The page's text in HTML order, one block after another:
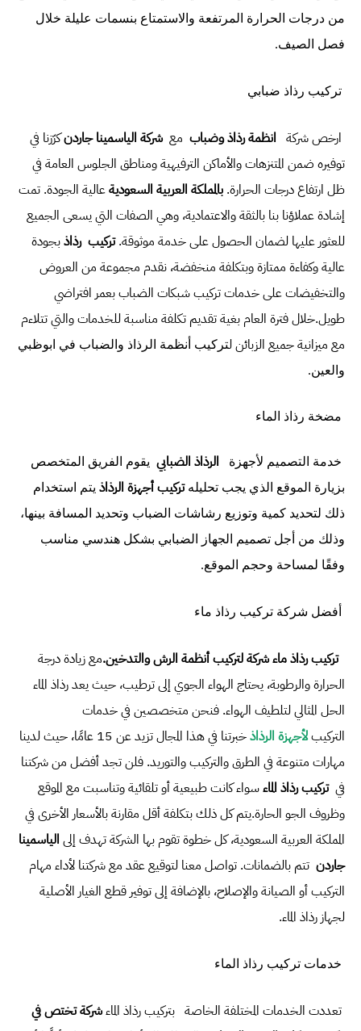
من درجات الحرارة المرتفعة والاستمتاع بنسمات عليلة خلال
فصل الصيف.
تركيب رذاذ ضبابي
ارخص شركة انظمة رذاذ وضباب مع شركة الياسمينا جاردنكرّزنا في
توفيره ضمن المتنزهات والأماكن الترفيهية ومناطق الجلوس العامة في
ظل ارتفاع درجات الحرارة. بالمملكة العربية السعوديةعالية الجودة. تمت
إشادة عملاؤنا بنا بالثقة والاعتمادية، وهي الصفات التي يسعى الجميع
للعثور عليها لضمان الحصول على خدمة موثوقة.تركيب رذاذبجودة
عالية وكفاءة ممتازة وبتكلفة منخفضة، نقدم مجموعة من العروض
والتخفيضات على خدمات تركيب شبكات الضباب بعمر افتراضي
طويل.خلال فترة العام بغية تقديم تكلفة مناسبة للخدمات والتي تتلاءم
مع ميزانية جميع الزبائن لتركيب أنظمة الرذاذ والضباب في ابوظبي
والعين.
مضخة رذاذ الماء
خدمة التصميم لأجهزة الرذاذ الضبابي يقوم الفريق المتخصص
بزيارة الموقع الذي يجب تحليله تركيب أجهزة الرذاذ يتم استخدام
ذلك لتحديد كمية وتوزيع رشاشات الضباب وتحديد المسافة بينها،
وذلك من أجل تصميم الجهاز الضبابي بشكل هندسي مناسب
وفقًا لمساحة وحجم الموقع.
أفضل شركة تركيب رذاذ ماء
تركيب رذاذ ماءشركة لتركيب أنظمة الرش والتدخين.مع زيادة درجة
الحرارة والرطوبة، يحتاج الهواء الجوي إلى ترطيب، حيث يعد رذاذ الماء
الحل المثالي لتلطيف الهواء. فنحن متخصصين في خدمات
التركيبلأجهزة الرذاذ
خبرتنا في هذا المجال تزيد عن 15 عامًا، حيث لدينا
مهارات متنوعة في الطرق والتركيب والتوريد. فلن تجد أفضل من شركتنا
في تركيب رذاذ الماءسواء كانت طبيعية أو تلقائية وتناسبت مع الموقع
وظروف الجو الحارة.يتم كل ذلك بتكلفة أقل مقارنة بالأسعار الأخرى في
المملكة العربية السعودية، كل خطوة تقوم بها الشركة تهدف إلى الياسمينا
جاردن تتم بالضمانات. تواصل معنا لتوقيع عقد مع شركتنا لأداء مهام
التركيب أو الصيانة والإصلاح، بالإضافة إلى توفير قطع الغيار الأصلية
لجهاز رذاذ الماء.
خدمات تركيب رذاذ الماء
تعددت الخدمات المختلفة الخاصة بتركيب رذاذ الماءشركة تختص في